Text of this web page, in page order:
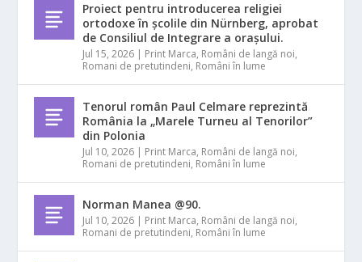
Proiect pentru introducerea religiei
ortodoxe în școlile din Nürnberg, aprobat
de Consiliul de Integrare a orașului.
Jul 15, 2026 | Print Marca, Români de langă noi,
Romani de pretutindeni, Români în lume
Tenorul român Paul Celmare reprezintă
România la „Marele Turneu al Tenorilor”
din Polonia
Jul 10, 2026 | Print Marca, Români de langă noi,
Romani de pretutindeni, Români în lume
Norman Manea @90.
Jul 10, 2026 | Print Marca, Români de langă noi,
Romani de pretutindeni, Români în lume